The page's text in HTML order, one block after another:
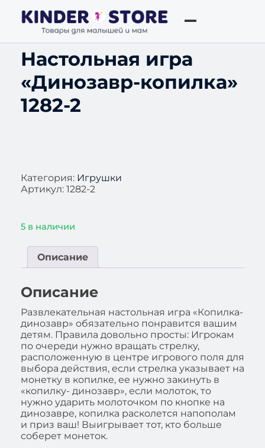
Настольная игра
«Динозавр-копилка»
1282-2
Категория: Игрушки
Артикул: 1282-2
5 в наличии
Описание
Описание
Развлекательная настольная игра «Копилка-
динозавр» обязательно понравится вашим
детям. Правила довольно просты: Игрокам
по очереди нужно вращать стрелку,
расположенную в центре игрового поля для
выбора действия, если стрелка указывает на
монетку в копилке, ее нужно закинуть в
«копилку- динозавр», если молоток, то
нужно ударить молоточком по кнопке на
динозавре, копилка расколется напополам
и приз ваш! Выигрывает тот, кто больше
соберет монеток.